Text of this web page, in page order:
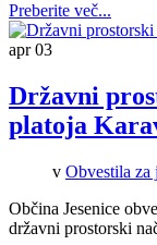
Preberite več...
apr03
Državni
platoja
v Obvestila za
Občina Jesenice
državni prostorski